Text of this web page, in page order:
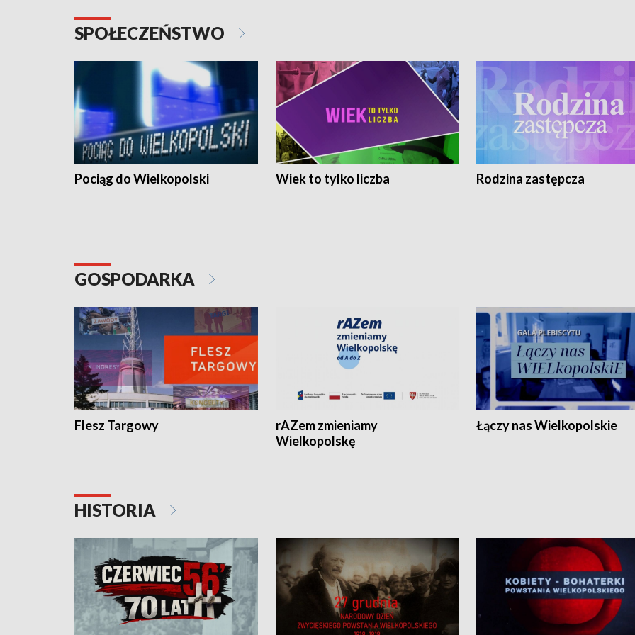
SPOŁECZEŃSTWO
Pociąg do Wielkopolski Wiek to tylko liczba Rodzina zastępcza
GOSPODARKA
Flesz Targowy
rAZem zmieniamy
Wielkopolskę
Łączy nas Wielkopolskie
HISTORIA